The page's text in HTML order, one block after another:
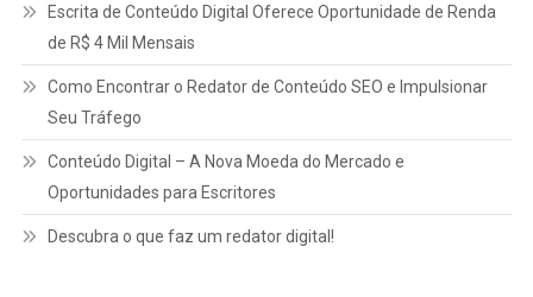
Escrita de Conteúdo Digital Oferece Oportunidade de Renda
de R$ 4 Mil Mensais
Como Encontrar o Redator de Conteúdo SEO e Impulsionar
Seu Tráfego
Conteúdo Digital – A Nova Moeda do Mercado e
Oportunidades para Escritores
Descubra o que faz um redator digital!